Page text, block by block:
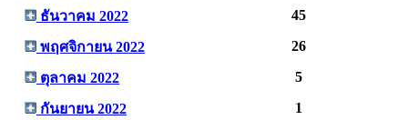
ธันวาคม 2022 45
พฤศจิกายน 2022 26
ตุลาคม 2022 5
กันยายน 2022 1